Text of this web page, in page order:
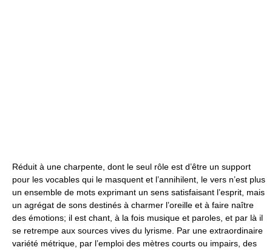
Réduit à une charpente, dont le seul rôle est d’être un support
pour les vocables qui le masquent et l’annihilent, le vers n’est plus
un ensemble de mots exprimant un sens satisfaisant l’esprit, mais
un agrégat de sons destinés à charmer l’oreille et à faire naître
des émotions; il est chant, à la fois musique et paroles, et par là il
se retrempe aux sources vives du lyrisme. Par une extraordinaire
variété métrique, par l’emploi des mètres courts ou impairs, des